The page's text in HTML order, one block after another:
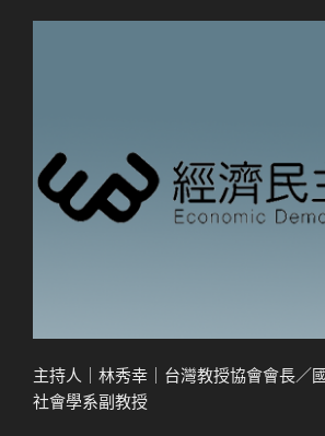
主持人｜林秀幸｜台灣教授協會會長／
社會學系副教授